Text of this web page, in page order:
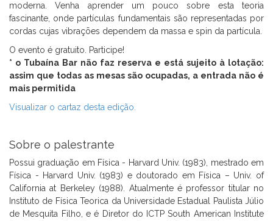
moderna. Venha aprender um pouco sobre esta teoria
fascinante, onde partículas fundamentais são representadas por
cordas cujas vibrações dependem da massa e spin da partícula.
O evento é gratuito. Participe!
* o Tubaína Bar não faz reserva e está sujeito à lotação:
assim que todas as mesas são ocupadas, a entrada não é
mais permitida
Visualizar o cartaz desta edição.
Sobre o palestrante
Possui graduação em Física - Harvard Univ. (1983), mestrado em
Física - Harvard Univ. (1983) e doutorado em Física – Univ. of
California at Berkeley (1988). Atualmente é professor titular no
Instituto de Física Teorica da Universidade Estadual Paulista Júlio
de Mesquita Filho, e é Diretor do ICTP South American Institute